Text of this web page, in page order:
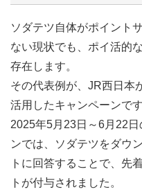
ソダテツ自体がポイント
ない現状でも、ポイ活的
存在します。
その代表例が、JR西日本
活用したキャンペーンです
2025年5月23日～6月22
ンでは、ソダテツをダウ
トに回答することで、先
トが付与されました。